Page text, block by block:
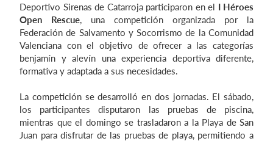
Iniciar sesión
Deportivo Sirenas de Catarroja participaron en el I Héroes
Open Rescue, una competición organizada por la
Federación de Salvamento y Socorrismo de la Comunidad
Valenciana con el objetivo de ofrecer a las categorías
benjamín y alevín una experiencia deportiva diferente,
formativa y adaptada a sus necesidades.
La competición se desarrolló en dos jornadas. El sábado,
los participantes disputaron las pruebas de piscina,
mientras que el domingo se trasladaron a la Playa de San
Juan para disfrutar de las pruebas de playa, permitiendo a